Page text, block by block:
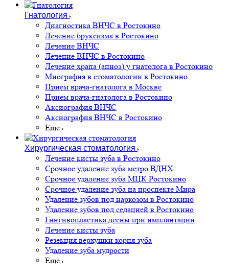
Гнатология
Диагностика ВНЧС в Ростокино
Лечение бруксизма в Ростокино
Лечение ВНЧС
Лечение ВНЧС в Ростокино
Лечение храпа (апноэ) у гнатолога в Ростокино
Миография в стоматологии в Ростокино
Прием врача-гнатолога в Москве
Прием врача-гнатолога в Ростокино
Аксиография ВНЧС
Аксиография ВНЧС в Ростокино
Еще
Хирургическая стоматология
Лечение кисты зуба в Ростокино
Срочное удаление зуба метро ВДНХ
Срочное удаление зуба МЦК Ростокино
Срочное удаление зуба на проспекте Мира
Удаление зубов под наркозом в Ростокино
Удаление зубов под седацией в Ростокино
Гингивопластика десны при имплантации
Лечение кисты зуба
Резекция верхушки корня зуба
Удаление зуба мудрости
Еще